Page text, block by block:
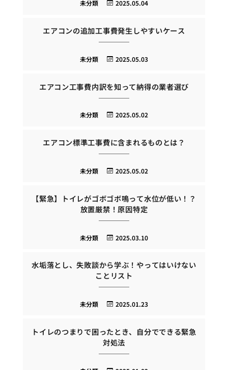
2025.05.04
未分類
エアコンの追加工事費発生しやすいケース
2025.05.03
未分類
エアコン工事費内訳を知って納得の業者選び
2025.05.02
未分類
エアコン標準工事費に含まれるものとは？
2025.05.02
未分類
【緊急】トイレがゴボゴボ鳴って水位が低い！？
放置厳禁！原因特定
2025.03.10
未分類
水垢落とし、失敗談から学ぶ！やってはいけない
ことリスト
2025.01.23
未分類
トイレのつまりで困ったとき、自分でできる緊急
対処法